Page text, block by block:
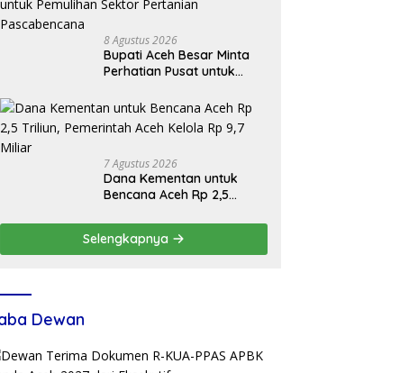
8 Agustus 2026
Bupati Aceh Besar Minta
Perhatian Pusat untuk
Pertanian Pascabencana
7 Agustus 2026
Dana Kementan untuk
Bencana Aceh Rp 2,5
Kelola Rp 9,7 Miliar
Selengkapnya
Dewan